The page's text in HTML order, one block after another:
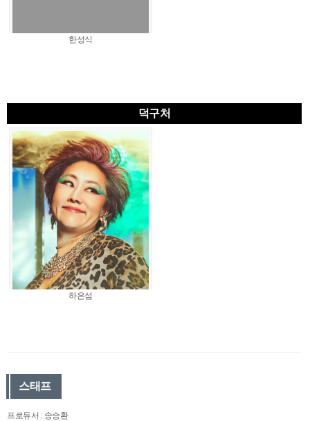
한성식
덕구처
하은섬
스태프
프로듀서 : 송승환